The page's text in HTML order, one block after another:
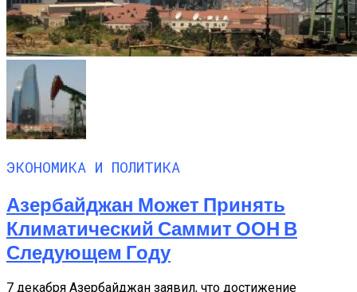
ЭКОНОМИКА И ПОЛИТИКА
Азербайджан Может Принять
Климатический Саммит ООН В
Следующем Году
7 декабря Азербайджан заявил, что достижение